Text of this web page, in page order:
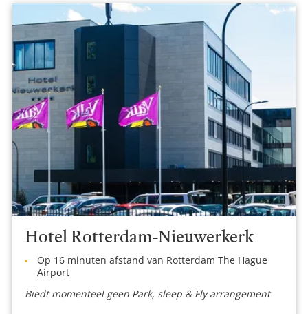
Hotel Rotterdam-Nieuwerkerk
Op 16 minuten afstand van Rotterdam The Hague
Airport
Biedt momenteel geen Park, sleep & Fly arrangement